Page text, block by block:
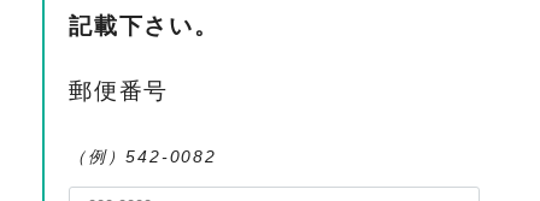
記載下さい。
郵便番号
（例）542-0082